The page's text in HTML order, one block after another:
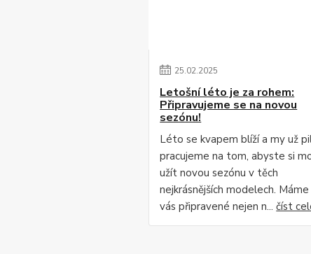
25.02.2025
Letošní léto je za rohem:
Připravujeme se na novou
sezónu!
Léto se kvapem blíží a my už
pracujeme na tom, abyste si
užít novou sezónu v těch
nejkrásnějších modelech.
vás připravené nejen n...číst